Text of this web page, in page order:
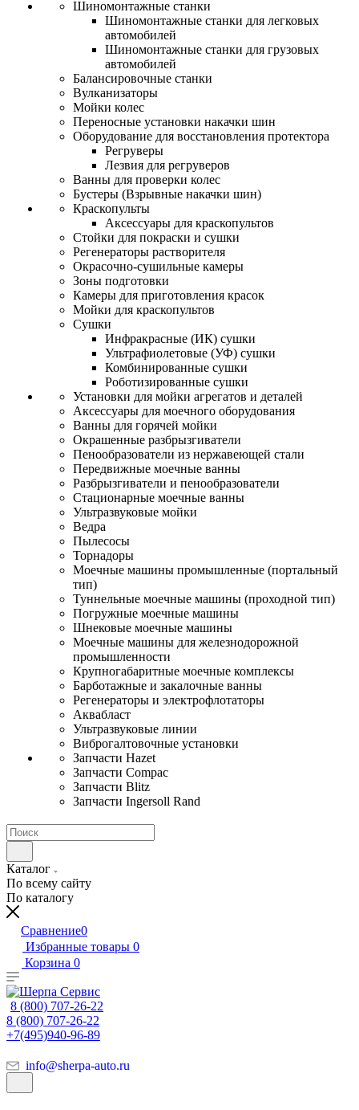
Шиномонтажные станки
Шиномонтажные станки для легковых
автомобилей
Шиномонтажные станки для грузовых
автомобилей
Балансировочные станки
Вулканизаторы
Мойки колес
Переносные установки накачки шин
Оборудование для восстановления протектора
Регруверы
Лезвия для регруверов
Ванны для проверки колес
Бустеры (Взрывные накачки шин)
Краскопульты
Аксессуары для краскопультов
Стойки для покраски и сушки
Регенераторы растворителя
Окрасочно-сушильные камеры
Зоны подготовки
Камеры для приготовления красок
Мойки для краскопультов
Сушки
Инфракрасные (ИК) сушки
Ультрафиолетовые (УФ) сушки
Комбинированные сушки
Роботизированные сушки
Установки для мойки агрегатов и деталей
Аксессуары для моечного оборудования
Ванны для горячей мойки
Окрашенные разбрызгиватели
Пенообразователи из нержавеющей стали
Передвижные моечные ванны
Разбрызгиватели и пенообразователи
Стационарные моечные ванны
Ультразвуковые мойки
Ведра
Пылесосы
Торнадоры
Моечные машины промышленные (портальный
тип)
Туннельные моечные машины (проходной тип)
Погружные моечные машины
Шнековые моечные машины
Моечные машины для железнодорожной
промышленности
Крупногабаритные моечные комплексы
Барботажные и закалочные ванны
Регенераторы и электрофлотаторы
Аквабласт
Ультразвуковые линии
Виброгалтовочные установки
Запчасти Hazet
Запчасти Compac
Запчасти Blitz
Запчасти Ingersoll Rand
Каталог
По всему сайту
По каталогу
Сравнение0
Избранные товары 0
Корзина 0
8 (800) 707-26-22
8 (800) 707-26-22
+7(495)940-96-89
info@sherpa-auto.ru